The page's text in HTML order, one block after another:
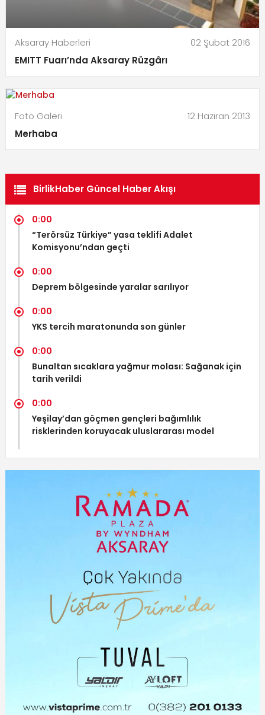
Aksaray Haberleri
02 Şubat 2016
EMITT Fuarı’nda Aksaray Rüzgârı
Foto Galeri
12 Haziran 2013
Merhaba
BirlikHaber Güncel Haber Akışı
0:00
“Terörsüz Türkiye” yasa teklifi Adalet
Komisyonu’ndan geçti
0:00
Deprem bölgesinde yaralar sarılıyor
0:00
YKS tercih maratonunda son günler
0:00
Bunaltan sıcaklara yağmur molası: Sağanak için
tarih verildi
0:00
Yeşilay’dan göçmen gençleri bağımlılık
risklerinden koruyacak uluslararası model